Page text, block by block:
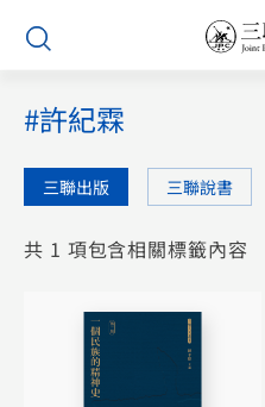
Skip
content
#許紀霖
三聯出版 三聯說書
共 1 項包含相關標籤內容